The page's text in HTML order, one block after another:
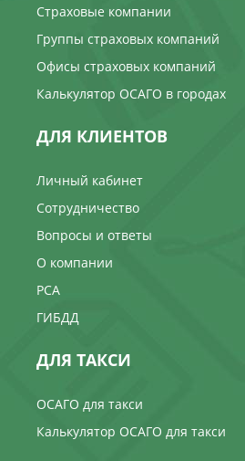
Страховые компании
Группы страховых компаний
Офисы страховых компаний
Калькулятор ОСАГО в городах
ДЛЯ КЛИЕНТОВ
Личный кабинет
Сотрудничество
Вопросы и ответы
О компании
РСА
ГИБДД
ДЛЯ ТАКСИ
ОСАГО для такси
Калькулятор ОСАГО для такси